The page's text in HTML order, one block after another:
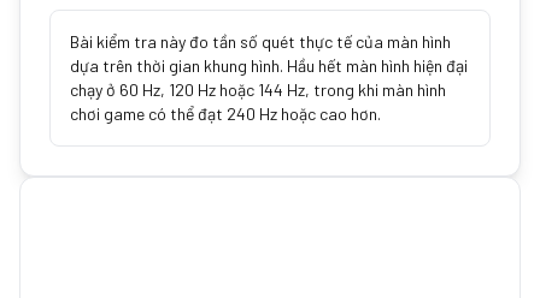
Bài kiểm tra này đo tần số quét thực tế của màn hình
dựa trên thời gian khung hình. Hầu hết màn hình hiện đại
chạy ở 60 Hz, 120 Hz hoặc 144 Hz, trong khi màn hình
chơi game có thể đạt 240 Hz hoặc cao hơn.